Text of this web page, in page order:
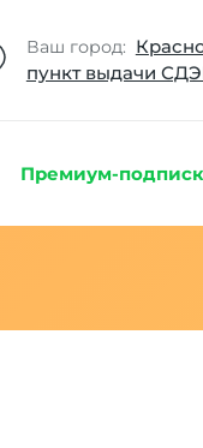
Ваш город:
пункт выдачи
Премиум-